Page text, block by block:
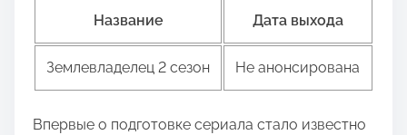
Название Дата выхода
Землевладелец 2 сезон Не анонсирована
Впервые о подготовке сериала стало известно